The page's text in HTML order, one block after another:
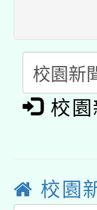
本
暨閱
科技
礎課
A3數
「
業技
115
校園
校園